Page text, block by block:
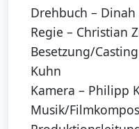
Drehbuch –
Regie – Christian
Besetzung/
Kuhn
Kamera – Philipp
Musik/